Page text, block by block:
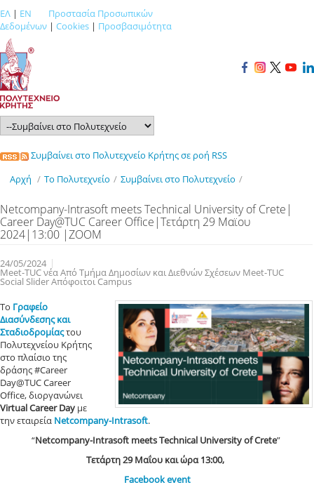
ΕΛ | EN
Προστασία Προσωπικών
Δεδομένων | Cookies | Προσβασιμότητα
Συμβαίνει στο Πολυτεχνείο Κρήτης σε ροή RSS
Αρχή / Το Πολυτεχνείο / Συμβαίνει στο Πολυτεχνείο /
Netcompany-Intrasoft meets Technical University of Crete|
Career Day@TUC Career Office|Τετάρτη 29 Μαϊου
2024|13:00 |ZOOM
24/05/2024
Meet-TUC νέα Από Τμήμα Δημοσίων και Διεθνών Σχέσεων Meet-TUC
Social Slider Απόφοιτοι Campus
To Γραφείο
Διασύνδεσης και
Σταδιοδρομίαςτου
Πολυτεχνείου Κρήτης
στο πλαίσιο της
δράσης #Career
Day@TUC Career
Office, διοργανώνει
Virtual Career Day με
την εταιρεία Netcompany-Intrasoft.
“Netcompany-Intrasoft meets Technical University of Crete”
Τετάρτη 29 Μαΐου και ώρα 13:00,
Facebook event